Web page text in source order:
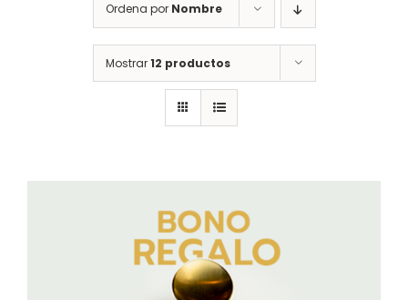
Ordena por Nombre
Mostrar12 productos